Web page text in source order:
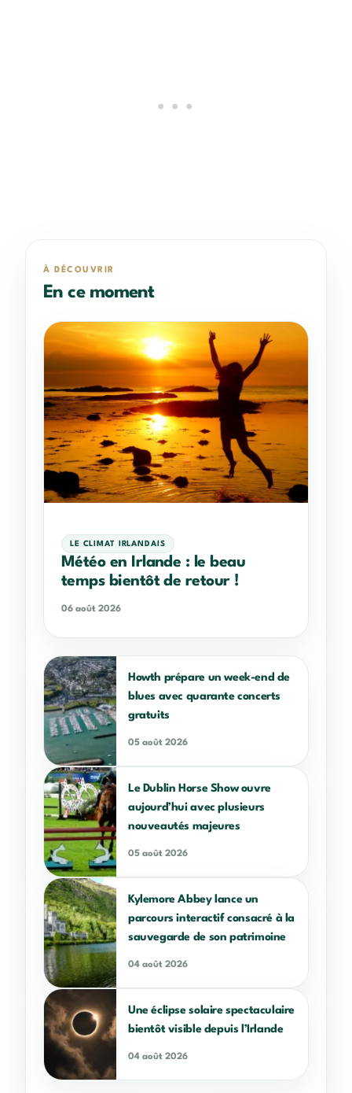
À DÉCOUVRIR
En ce moment
LE CLIMAT IRLANDAIS
Météo en Irlande : le beau
temps bientôt de retour !
06 août 2026
Howth prépare un week-end de
blues avec quarante concerts
gratuits
05 août 2026
Le Dublin Horse Show ouvre
aujourd’hui avec plusieurs
nouveautés majeures
05 août 2026
Kylemore Abbey lance un
parcours interactif consacré à la
sauvegarde de son patrimoine
04 août 2026
Une éclipse solaire spectaculaire
bientôt visible depuis l’Irlande
04 août 2026